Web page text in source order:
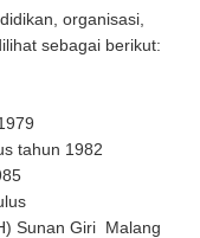
organisasi,
sebagai berikut:
tahun 1982
Sunan Giri Malang